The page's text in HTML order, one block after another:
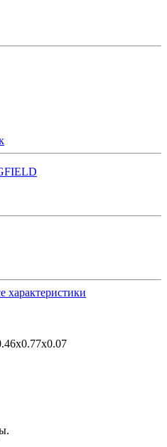
характеристики